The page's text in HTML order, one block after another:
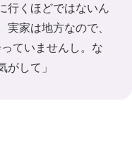
行くほどではないん
家は地方なので、
ていませんし。な
して」